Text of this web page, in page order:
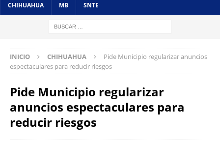
CHIHUAHUA MB SNTE
INICIO CHIHUAHUA
Pide Municipio regularizar anuncios
espectaculares para reducir riesgos
Pide Municipio regularizar
anuncios espectaculares para
reducir riesgos